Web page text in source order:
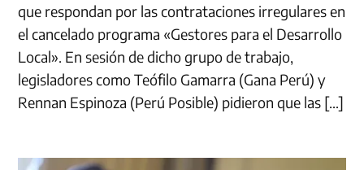
que respondan por las contrataciones irregulares en
el cancelado programa «Gestores para el Desarrollo
Local». En sesión de dicho grupo de trabajo,
legisladores como Teófilo Gamarra (Gana Perú) y
Rennan Espinoza (Perú Posible) pidieron que las […]